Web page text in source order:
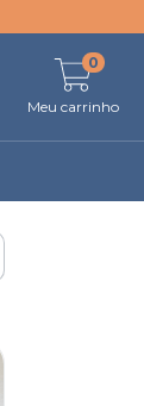
Meu carrinho
0